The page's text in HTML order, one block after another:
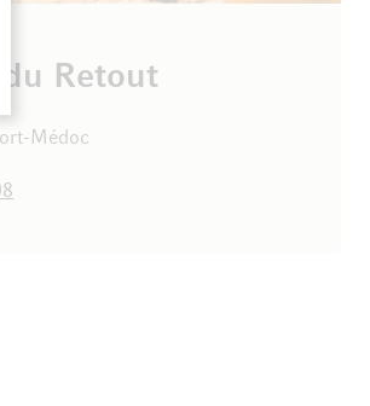
du Retout
Médoc